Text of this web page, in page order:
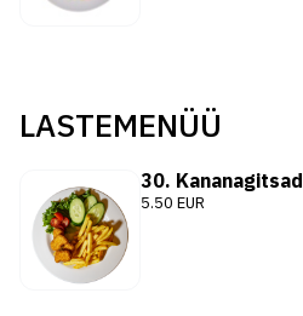
LASTEMENÜÜ
30.
5.50 EUR